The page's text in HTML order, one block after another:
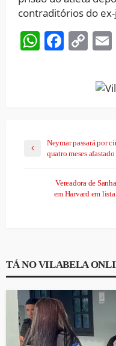
contraditórios do
Neymar passará por
quatro meses
Vereadora de
em Harvard em
TÁ NO VILABELA